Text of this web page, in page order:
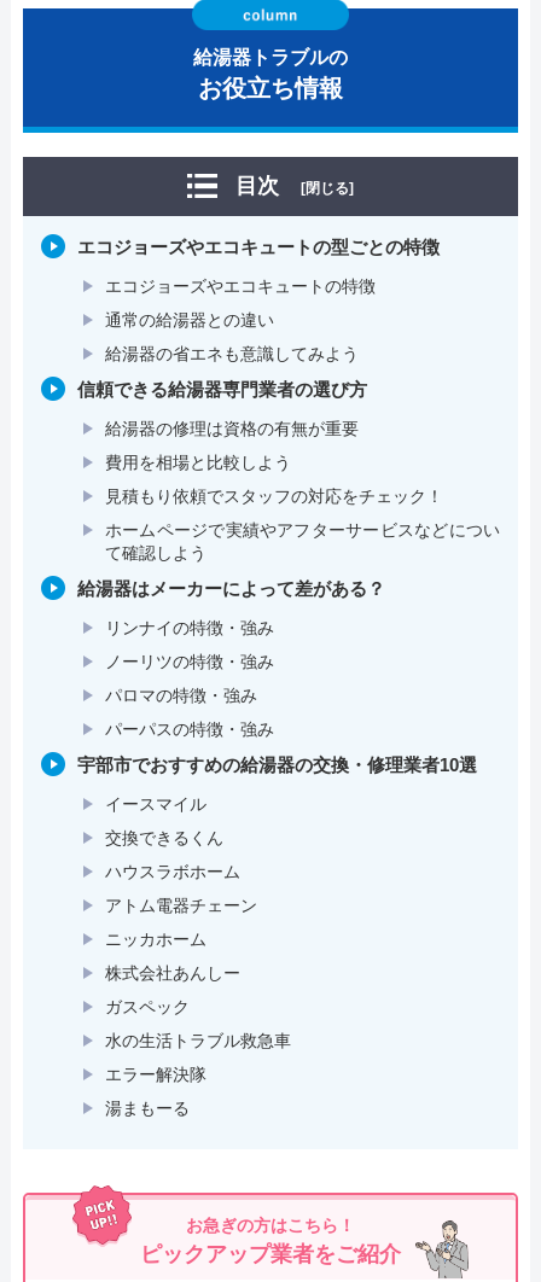
給湯器トラブルの
お役立ち情報
目次 [閉じる]
エコジョーズやエコキュートの型ごとの特徴
エコジョーズやエコキュートの特徴
通常の給湯器との違い
給湯器の省エネも意識してみよう
信頼できる給湯器専門業者の選び方
給湯器の修理は資格の有無が重要
費用を相場と比較しよう
見積もり依頼でスタッフの対応をチェック！
ホームページで実績やアフターサービスなどについ
て確認しよう
給湯器はメーカーによって差がある？
リンナイの特徴・強み
ノーリツの特徴・強み
パロマの特徴・強み
パーパスの特徴・強み
宇部市でおすすめの給湯器の交換・修理業者10選
イースマイル
交換できるくん
ハウスラボホーム
アトム電器チェーン
ニッカホーム
株式会社あんしー
ガスペック
水の生活トラブル救急車
エラー解決隊
湯まもーる
お急ぎの方はこちら！
ピックアップ業者をご紹介